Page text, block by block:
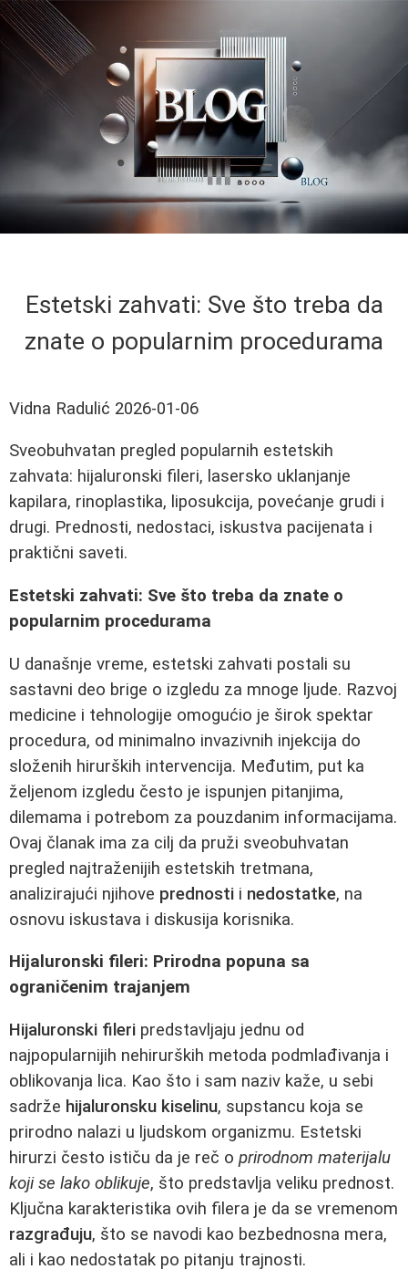
Estetski zahvati: Sve što treba da
znate o popularnim procedurama
Vidna Radulić 2026-01-06
Sveobuhvatan pregled popularnih estetskih
zahvata: hijaluronski fileri, lasersko uklanjanje
kapilara, rinoplastika, liposukcija, povećanje grudi i
drugi. Prednosti, nedostaci, iskustva pacijenata i
praktični saveti.
Estetski zahvati: Sve što treba da znate o
popularnim procedurama
U današnje vreme, estetski zahvati postali su
sastavni deo brige o izgledu za mnoge ljude. Razvoj
medicine i tehnologije omogućio je širok spektar
procedura, od minimalno invazivnih injekcija do
složenih hirurških intervencija. Međutim, put ka
željenom izgledu često je ispunjen pitanjima,
dilemama i potrebom za pouzdanim informacijama.
Ovaj članak ima za cilj da pruži sveobuhvatan
pregled najtraženijih estetskih tretmana,
analizirajući njihove prednosti i nedostatke, na
osnovu iskustava i diskusija korisnika.
Hijaluronski fileri: Prirodna popuna sa
ograničenim trajanjem
Hijaluronski fileri predstavljaju jednu od
najpopularnijih nehirurških metoda podmlađivanja i
oblikovanja lica. Kao što i sam naziv kaže, u sebi
sadrže hijaluronsku kiselinu, supstancu koja se
prirodno nalazi u ljudskom organizmu. Estetski
hirurzi često ističu da je reč o prirodnom materijalu
koji se lako oblikuje, što predstavlja veliku prednost.
Ključna karakteristika ovih filera je da se vremenom
razgrađuju, što se navodi kao bezbednosna mera,
ali i kao nedostatak po pitanju trajnosti.